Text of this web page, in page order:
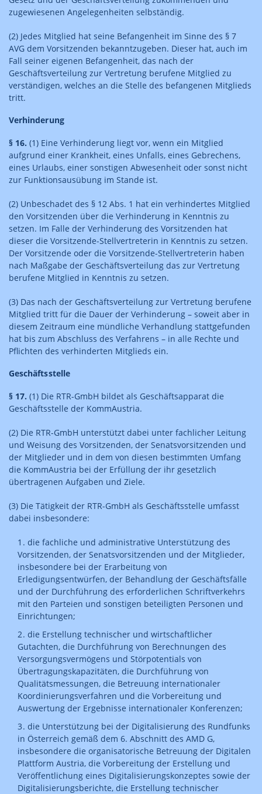
zugewiesenen Angelegenheiten selbständig.
(2) Jedes Mitglied hat seine Befangenheit im Sinne des § 7
AVG dem Vorsitzenden bekanntzugeben. Dieser hat, auch im
Fall seiner eigenen Befangenheit, das nach der
Geschäftsverteilung zur Vertretung berufene Mitglied zu
verständigen, welches an die Stelle des befangenen Mitglieds
tritt.
Verhinderung
§ 16. (1) Eine Verhinderung liegt vor, wenn ein Mitglied
aufgrund einer Krankheit, eines Unfalls, eines Gebrechens,
eines Urlaubs, einer sonstigen Abwesenheit oder sonst nicht
zur Funktionsausübung im Stande ist.
(2) Unbeschadet des § 12 Abs. 1 hat ein verhindertes Mitglied
den Vorsitzenden über die Verhinderung in Kenntnis zu
setzen. Im Falle der Verhinderung des Vorsitzenden hat
dieser die Vorsitzende-Stellvertreterin in Kenntnis zu setzen.
Der Vorsitzende oder die Vorsitzende-Stellvertreterin haben
nach Maßgabe der Geschäftsverteilung das zur Vertretung
berufene Mitglied in Kenntnis zu setzen.
(3) Das nach der Geschäftsverteilung zur Vertretung berufene
Mitglied tritt für die Dauer der Verhinderung – soweit aber in
diesem Zeitraum eine mündliche Verhandlung stattgefunden
hat bis zum Abschluss des Verfahrens – in alle Rechte und
Pflichten des verhinderten Mitglieds ein.
Geschäftsstelle
§ 17. (1) Die RTR-GmbH bildet als Geschäftsapparat die
Geschäftsstelle der KommAustria.
(2) Die RTR-GmbH unterstützt dabei unter fachlicher Leitung
und Weisung des Vorsitzenden, der Senatsvorsitzenden und
der Mitglieder und in dem von diesen bestimmten Umfang
die KommAustria bei der Erfüllung der ihr gesetzlich
übertragenen Aufgaben und Ziele.
(3) Die Tätigkeit der RTR-GmbH als Geschäftsstelle umfasst
dabei insbesondere:
die fachliche und administrative Unterstützung des
Vorsitzenden, der Senatsvorsitzenden und der Mitglieder,
insbesondere bei der Erarbeitung von
Erledigungsentwürfen, der Behandlung der Geschäftsfälle
und der Durchführung des erforderlichen Schriftverkehrs
mit den Parteien und sonstigen beteiligten Personen und
Einrichtungen;
die Erstellung technischer und wirtschaftlicher
Gutachten, die Durchführung von Berechnungen des
Versorgungsvermögens und Störpotentials von
Übertragungskapazitäten, die Durchführung von
Qualitätsmessungen, die Betreuung internationaler
Koordinierungsverfahren und die Vorbereitung und
Auswertung der Ergebnisse internationaler Konferenzen;
die Unterstützung bei der Digitalisierung des Rundfunks
in Österreich gemäß dem 6. Abschnitt des AMD G,
insbesondere die organisatorische Betreuung der Digitalen
Plattform Austria, die Vorbereitung der Erstellung und
Veröffentlichung eines Digitalisierungskonzeptes sowie der
Digitalisierungsberichte, die Erstellung technischer